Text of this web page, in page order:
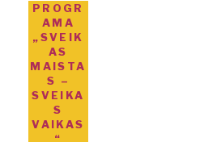
PROGR
AMA
„SVEIK
AS
MAISTA
S –
SVEIKA
S
VAIKAS
“